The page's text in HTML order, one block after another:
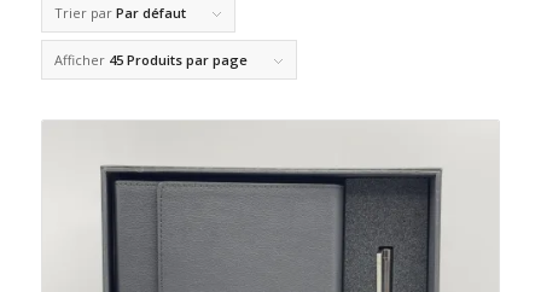
Trier par Par défaut
Afficher 45 Produits par page